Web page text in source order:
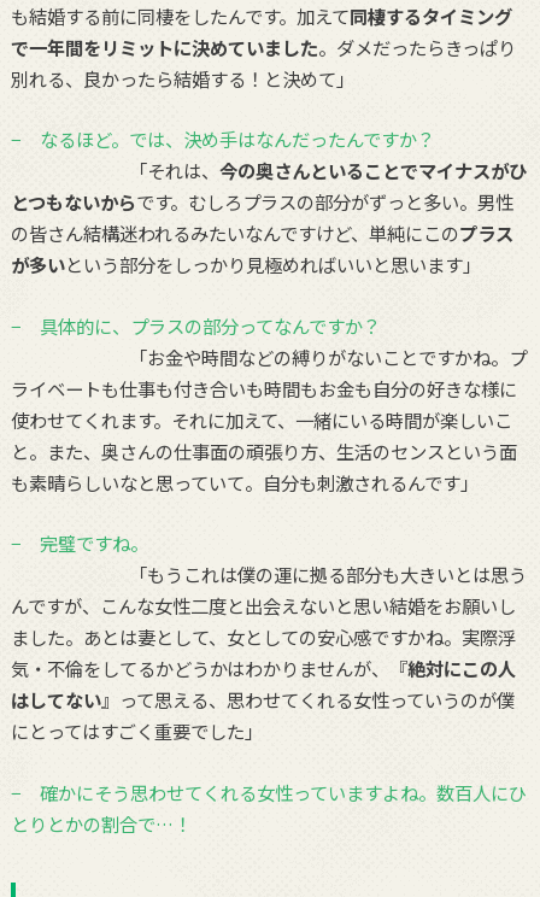
も結婚する前に同棲をしたんです。加えて同棲するタイミング
で一年間をリミットに決めていました。ダメだったらきっぱり
別れる、良かったら結婚する！と決めて」
− なるほど。では、決め手はなんだったんですか？
「それは、 今の奥さんといることでマイナスがひ
とつもないからです。むしろプラスの部分がずっと多い。男性
の皆さん結構迷われるみたいなんですけど、単純にこのプラス
が多いという部分をしっかり見極めればいいと思います」
− 具体的に、プラスの部分ってなんですか？
「お金や時間などの縛りがないことですかね。プ
ライベートも仕事も付き合いも時間もお金も自分の好きな様に
使わせてくれます。それに加えて、一緒にいる時間が楽しいこ
と。また、奥さんの仕事面の頑張り方、生活のセンスという面
も素晴らしいなと思っていて。自分も刺激されるんです」
− 完璧ですね。
「もうこれは僕の運に拠る部分も大きいとは思う
んですが、こんな女性二度と出会えないと思い結婚をお願いし
ました。あとは妻として、女としての安心感ですかね。実際浮
気・不倫をしてるかどうかはわかりませんが、『絶対にこの人
はしてない』って思える、思わせてくれる女性っていうのが僕
にとってはすごく重要でした」
− 確かにそう思わせてくれる女性っていますよね。数百人にひ
とりとかの割合で…！